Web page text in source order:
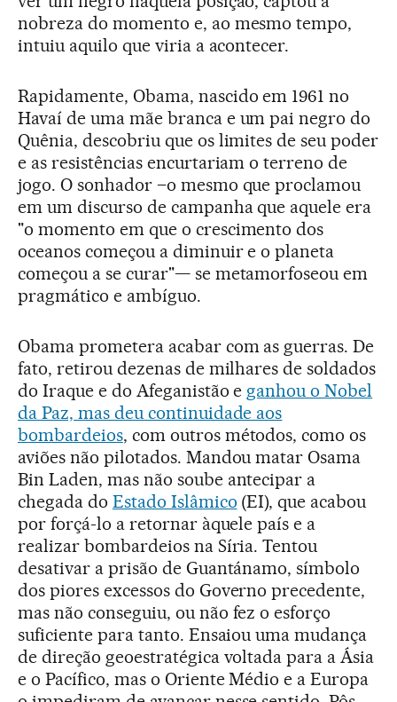
nobreza do momento e, ao mesmo tempo,
intuiu aquilo que viria a acontecer.
Rapidamente, Obama, nascido em 1961 no
Havaí de uma mãe branca e um pai negro do
Quênia, descobriu que os limites de seu poder
e as resistências encurtariam o terreno de
jogo. O sonhador –o mesmo que proclamou
em um discurso de campanha que aquele era
"o momento em que o crescimento dos
oceanos começou a diminuir e o planeta
começou a se curar"— se metamorfoseou em
pragmático e ambíguo.
Obama prometera acabar com as guerras. De
fato, retirou dezenas de milhares de soldados
do Iraque e do Afeganistão e ganhou o Nobel
da Paz, mas deu continuidade aos
bombardeios, com outros métodos, como os
aviões não pilotados. Mandou matar Osama
Bin Laden, mas não soube antecipar a
chegada do Estado Islâmico (EI), que acabou
por forçá-lo a retornar àquele país e a
realizar bombardeios na Síria. Tentou
desativar a prisão de Guantánamo, símbolo
dos piores excessos do Governo precedente,
mas não conseguiu, ou não fez o esforço
suficiente para tanto. Ensaiou uma mudança
de direção geoestratégica voltada para a Ásia
e o Pacífico, mas o Oriente Médio e a Europa